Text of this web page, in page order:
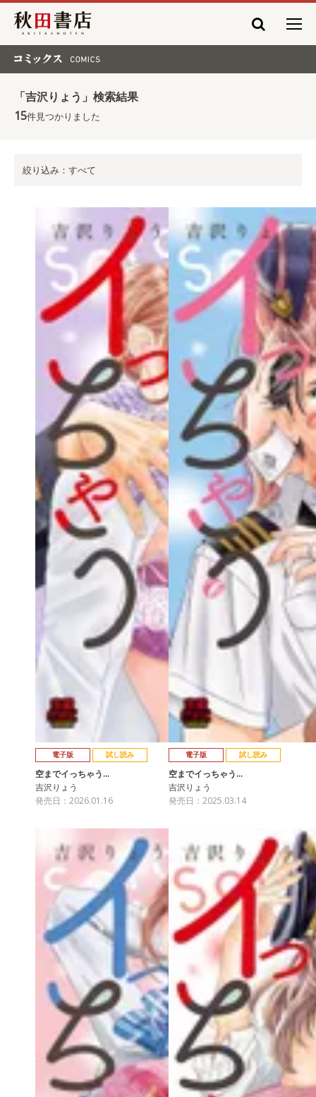
秋田書店
「吉沢りょう」検索結果
15件見つかりました
絞り込み：すべて
電子版 試し読み
空までイっちゃう…
吉沢りょう
発売日：2026.01.16
電子版 試し読み
空までイっちゃう…
吉沢りょう
発売日：2025.03.14